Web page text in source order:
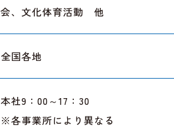
会、文化体育活動 他
全国各地
本社9：00～17：30
※各事業所により異なる